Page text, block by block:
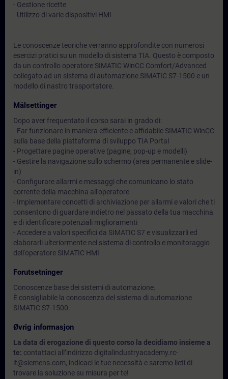
- Gestione ricette
- Utilizzo di varie dispositivi HMI
Le conoscenze teoriche verranno approfondite con numerosi
esercizi pratici su un modello di sistema TIA. Questo è composto
da un controllo operatore SIMATIC WinCC Comfort/Advanced
collegato ad un sistema di automazione SIMATIC S7-1500 e un
modello di nastro trasportatore.
Målsettinger
Dopo aver frequentato il corso sarai in grado di:
- Far funzionare in maniera efficiente e affidabile SIMATIC WinCC
sulla base della piattaforma di sviluppo TIA Portal
- Progettare pagine operative (pagine, pop-up e modelli)
- Gestire la navigazione sullo schermo (area permanente e slide-
in)
- Configurare allarmi e messaggi che comunicano lo stato
corrente della macchina all'operatore
- Implementare concetti di archiviazione per allarmi e valori che ti
consentono di guardare indietro nel passato della tua macchina
e di identificare potenziali miglioramenti
- Accedere a valori specifici da SIMATIC S7 e visualizzarli ed
elaborarli ulteriormente nel sistema di controllo e monitoraggio
dell'operatore SIMATIC HMI
Forutsetninger
Conoscenze base dei sistemi di automazione.
È consigliabile la conoscenza del sistema di automazione
SIMATIC S7-1500.
Øvrig informasjon
La data di erogazione di questo corso la decidiamo insieme a
te: contattaci all’indirizzo digitalindustryacademy.rc-
it@siemens.com, indicaci le tue necessità e saremo lieti di
trovare la soluzione su misura per te!